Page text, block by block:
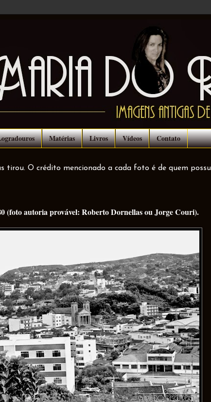
Matérias Livros Vídeos Contato
tirou. O crédito mencionado a cada foto é de quem
(foto autoria provável: Roberto Dornellas ou Jorge Couri).